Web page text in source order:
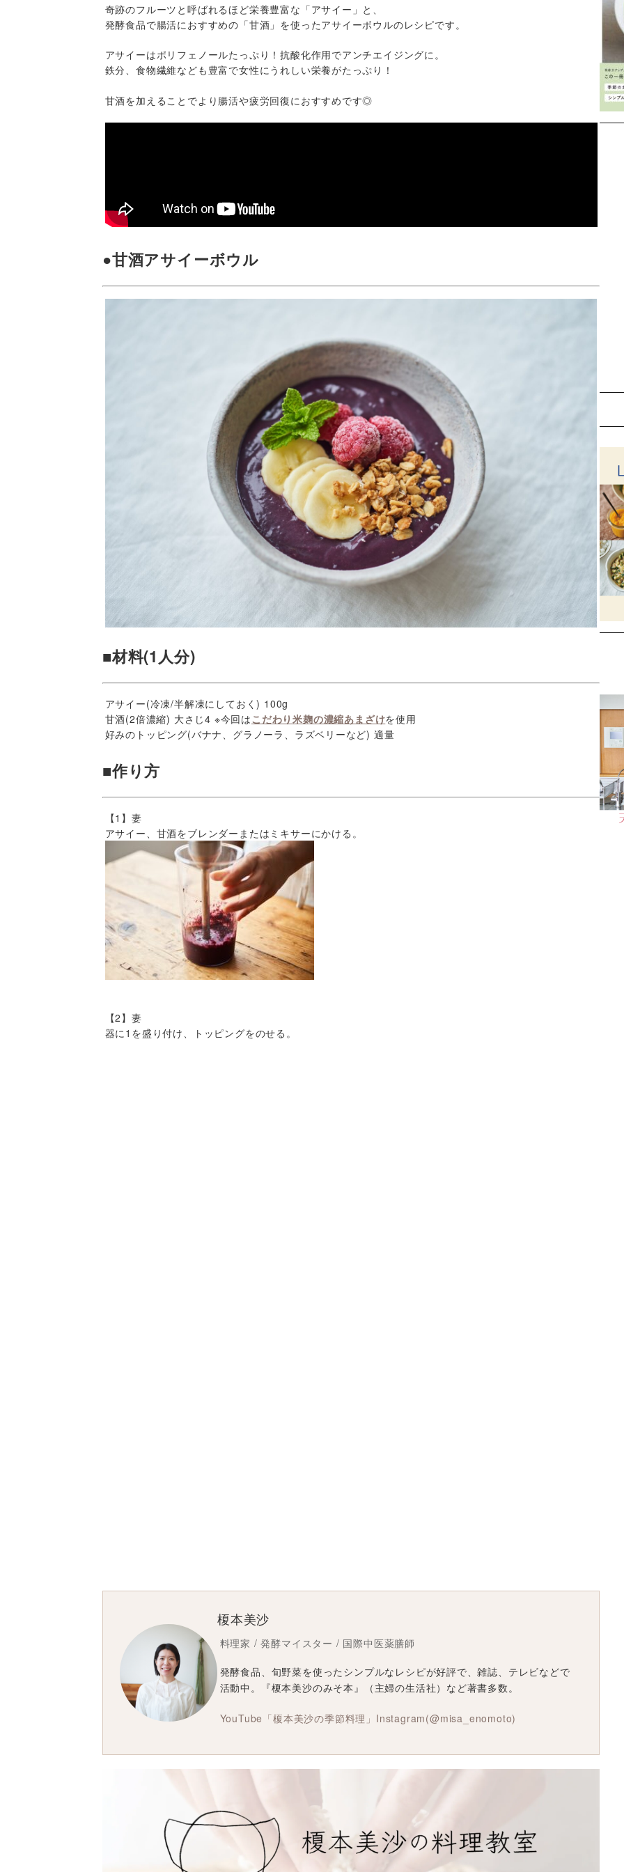
奇跡のフルーツと呼ばれるほど栄養豊富な「アサイー」と、
発酵食品で腸活におすすめの「甘酒」を使ったアサイーボウルのレシピです。
アサイーはポリフェノールたっぷり！抗酸化作用でアンチエイジングに。
鉄分、食物繊維なども豊富で女性にうれしい栄養がたっぷり！
甘酒を加えることでより腸活や疲労回復におすすめです◎
●甘酒アサイーボウル
■材料(1人分)
アサイー(冷凍/半解凍にしておく) 100g
甘酒(2倍濃縮) 大さじ4 ※今回はこだわり米麹の濃縮あまざけを使用
好みのトッピング(バナナ、グラノーラ、ラズベリーなど) 適量
■作り方
【1】妻
アサイー、甘酒をブレンダーまたはミキサーにかける。
【2】妻
器に1を盛り付け、トッピングをのせる。
榎本美沙
料理家 / 発酵マイスター / 国際中医薬膳師
発酵食品、旬野菜を使ったシンプルなレシピが好評で、雑誌、テレビなどで
活動中。『榎本美沙のみそ本』（主婦の生活社）など著書多数。
YouTube「榎本美沙の季節料理」 Instagram(@misa_enomoto)